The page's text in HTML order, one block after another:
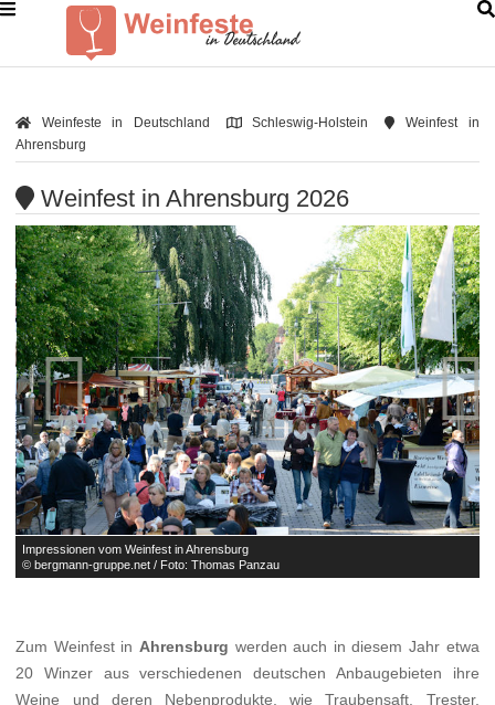
Weinfeste in Deutschland Schleswig-Holstein
Weinfest in
Ahrensburg
Weinfest in Ahrensburg 2026
Impressionen vom Weinfest in Ahrensburg
© bergmann-gruppe.net / Foto: Thomas Panzau
 
Zum Weinfest in Ahrensburg werden auch in diesem Jahr etwa
20 Winzer aus verschiedenen deutschen Anbaugebieten ihre
Weine und deren Nebenprodukte, wie Traubensaft, Trester,